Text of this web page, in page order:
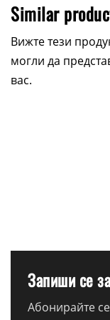
Similar
Вижте тези
могли да
вас.
Запиши се
Абонирайте